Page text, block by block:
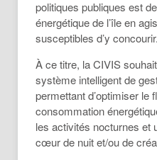
politiques publiques est
énergétique de l’île en
susceptibles d’y concourir.
À ce titre, la CIVIS
système intelligent de
permettant d’optimiser le
consommation
les activités nocturnes et
cœur de nuit et/ou de